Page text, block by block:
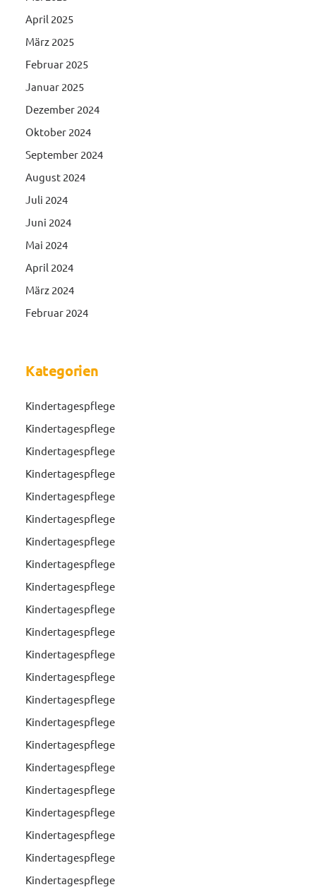
April 2025
März 2025
Februar 2025
Januar 2025
Dezember 2024
Oktober 2024
September 2024
August 2024
Juli 2024
Juni 2024
Mai 2024
April 2024
März 2024
Februar 2024
Kategorien
Kindertagespflege
Kindertagespflege
Kindertagespflege
Kindertagespflege
Kindertagespflege
Kindertagespflege
Kindertagespflege
Kindertagespflege
Kindertagespflege
Kindertagespflege
Kindertagespflege
Kindertagespflege
Kindertagespflege
Kindertagespflege
Kindertagespflege
Kindertagespflege
Kindertagespflege
Kindertagespflege
Kindertagespflege
Kindertagespflege
Kindertagespflege
Kindertagespflege